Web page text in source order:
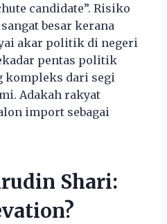
candidate”. Risiko
besar kerana
akar politik di negeri
pentas politik
kompleks dari segi
Adakah rakyat
import sebagai
Shari: